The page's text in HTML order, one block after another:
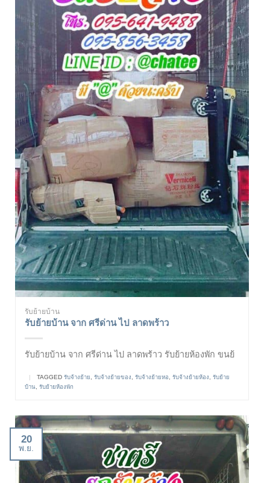
รับย้ายบ้าน
รับย้ายบ้าน จาก ศรีด่าน ไป ลาดพร้าว
รับย้ายบ้าน จาก ศรีด่าน ไป ลาดพร้าว รับย้ายห้องพัก ขนย้
| TAGGED รับจ้างย้าย รับจ้างย้ายของ รับจ้างย้ายหอ รับจ้างย้ายห้อง
รับย้าย
บ้าน รับย้ายห้องพัก
20
พ.ย.